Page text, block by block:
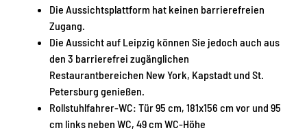
Die Aussichtsplattform hat keinen barrierefreien
Zugang.
Die Aussicht auf Leipzig können Sie jedoch auch aus
den 3 barrierefrei zugänglichen
Restaurantbereichen New York, Kapstadt und St.
Petersburg genießen.
Rollstuhlfahrer-WC: Tür 95 cm, 181x156 cm vor und 95
cm links neben WC, 49 cm WC-Höhe